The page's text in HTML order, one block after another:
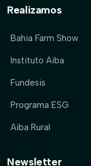
Realizamos
Bahia Farm Show
Instituto Aiba
Fundesis
Programa ESG
Aiba Rural
Newsletter